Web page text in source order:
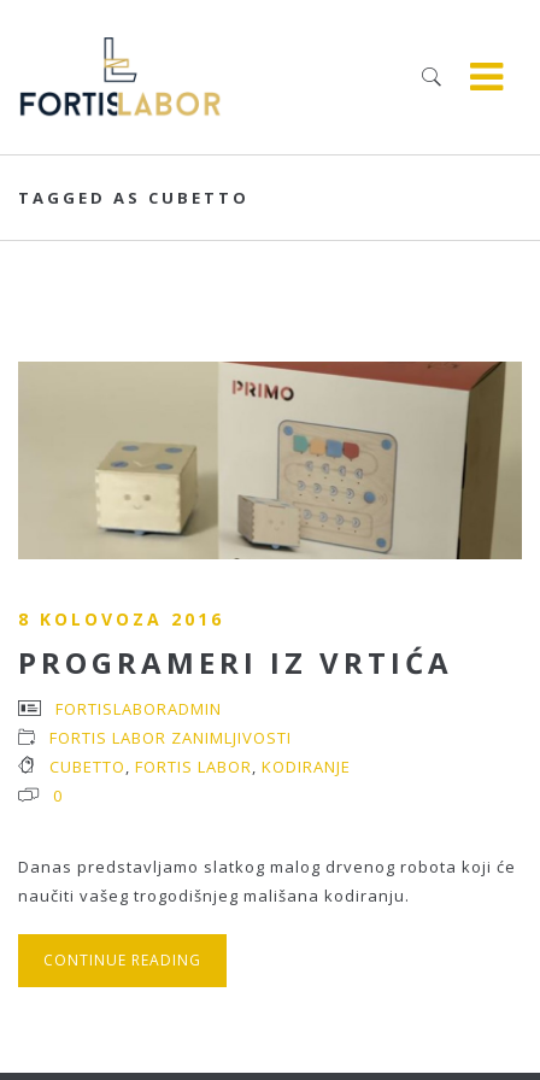
TAGGED AS CUBETTO
8 KOLOVOZA 2016
PROGRAMERI IZ VRTIĆA
FORTISLABORADMIN
FORTIS LABOR ZANIMLJIVOSTI
CUBETTO, FORTIS LABOR, KODIRANJE
0
Danas predstavljamo slatkog malog drvenog robota koji će
naučiti vašeg trogodišnjeg mališana kodiranju.
CONTINUE READING